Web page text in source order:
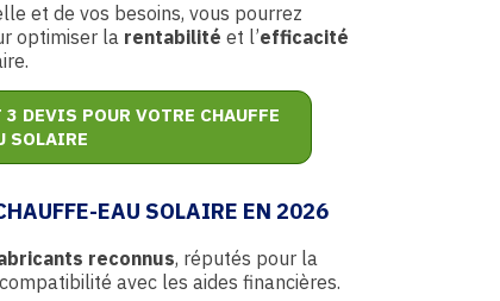
et de vos besoins, vous pourrez
optimiser la rentabilité et l’efficacité
DEVIS POUR VOTRE CHAUFFE
SOLAIRE
EAU SOLAIRE EN 2026
reconnus, réputés pour la
avec les aides financières.